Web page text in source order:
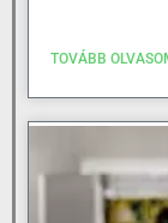
TOVÁBB